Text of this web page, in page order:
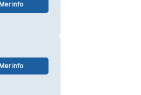
Mer info
Mer info